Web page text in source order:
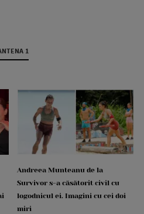
1
Andreea Munteanu de la
Survivor s-a căsătorit civil cu
logodnicul ei. Imagini cu cei doi
miri